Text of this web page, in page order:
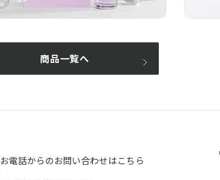
商品一覧へ
お電話からのお問い合わせはこちら